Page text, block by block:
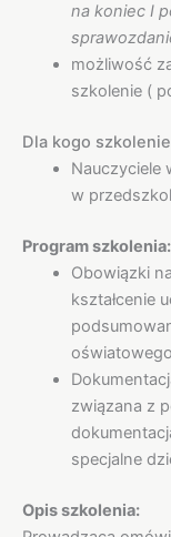
na koniec I
możliwość
szkolenie (
Dla kogo
Nauczyciele
w
Program szkolenia:
Obowiązki
kształcenie
związana z
specjalne
Opis szkolenia: